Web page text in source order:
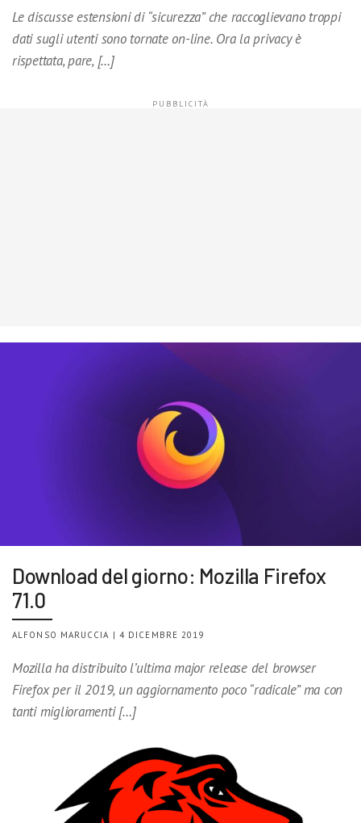
Le discusse estensioni di “sicurezza” che raccoglievano troppi
dati sugli utenti sono tornate on-line. Ora la privacy è
rispettata, pare, […]
Download del giorno: Mozilla Firefox
71.0
ALFONSO MARUCCIA | 4 DICEMBRE 2019
Mozilla ha distribuito l’ultima major release del browser
Firefox per il 2019, un aggiornamento poco “radicale” ma con
tanti miglioramenti […]